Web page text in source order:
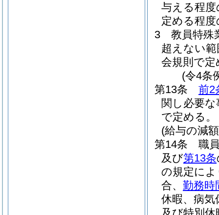
与える程
定める程
3
教員特殊
超えない
会規則で定
(令4条
第13条
前2
関し必要
で定める。
(給与の減
第14条
職
及び第13条
の規定に
合、 勤務時
休暇、病気